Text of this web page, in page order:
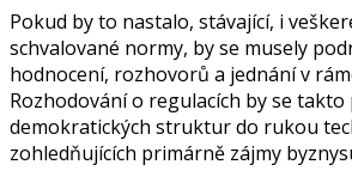
Pokud by to nastalo, stávající, i
schvalované normy, by se musely
hodnocení, rozhovorů a jednání v
Rozhodování o regulacích by se
demokratických struktur do rukou
zohledňujících primárně zájmy